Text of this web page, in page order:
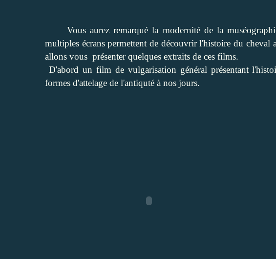
Vous aurez remarqué la modernité de la
multiples écrans permettent de découvrir l'histoire du cheval
allons vous présenter quelques extraits de ces films.
D'abord un film de vulgarisation général présentant
formes d'attelage de l'antiquté à nos jours.